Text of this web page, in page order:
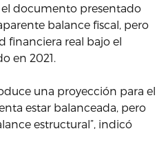
el documento presentado
balance fiscal, pero
financiera real bajo el
en 2021.
una proyección para el
estar balanceada, pero
estructural”, indicó